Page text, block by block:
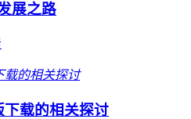
展之路
载的相关探讨